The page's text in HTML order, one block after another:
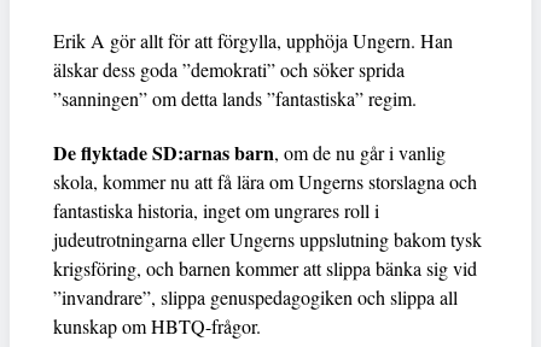
Erik A gör allt för att förgylla, upphöja Ungern. Han
älskar dess goda ”demokrati” och söker sprida
”sanningen” om detta lands ”fantastiska” regim.
De flyktade SD:arnas barn, om de nu går i vanlig
skola, kommer nu att få lära om Ungerns storslagna och
fantastiska historia, inget om ungrares roll i
judeutrotningarna eller Ungerns uppslutning bakom tysk
krigsföring, och barnen kommer att slippa bänka sig vid
”invandrare”, slippa genuspedagogiken och slippa all
kunskap om HBTQ-frågor.